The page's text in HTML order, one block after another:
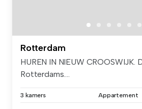
Rotterdam
HUREN IN NIEUW CROOSWIJK.
Rotterdams....
3 kamers Appartement